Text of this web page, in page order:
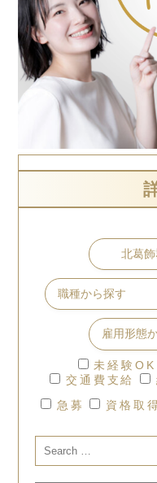
未経験OK
交通費支給
急募
資格取